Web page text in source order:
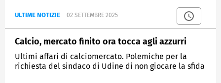
ULTIME NOTIZIE 02 SETTEMBRE 2025
Calcio, mercato finito ora tocca agli azzurri
Ultimi affari di calciomercato. Polemiche per la
richiesta del sindaco di Udine di non giocare la sfida